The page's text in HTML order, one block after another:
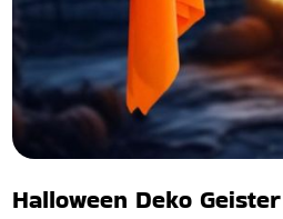
Halloween Deko Geister